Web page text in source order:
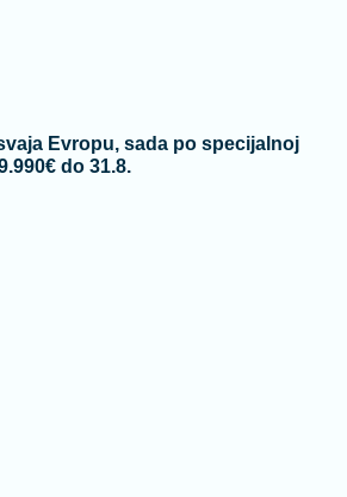
Evropu, sada po specijalnoj
do 31.8.